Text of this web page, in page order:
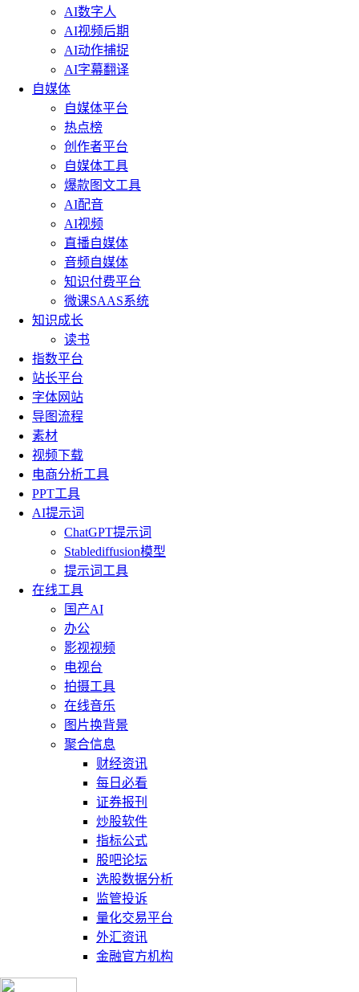
AI数字人
AI视频后期
AI动作捕捉
AI字幕翻译
自媒体
自媒体平台
热点榜
创作者平台
自媒体工具
爆款图文工具
AI配音
AI视频
直播自媒体
音频自媒体
知识付费平台
微课SAAS系统
知识成长
读书
指数平台
站长平台
字体网站
导图流程
素材
视频下载
电商分析工具
PPT工具
AI提示词
ChatGPT提示词
Stablediffusion模型
提示词工具
在线工具
国产AI
办公
影视视频
电视台
拍摄工具
在线音乐
图片换背景
聚合信息
财经资讯
每日必看
证券报刊
炒股软件
指标公式
股吧论坛
选股数据分析
监管投诉
量化交易平台
外汇资讯
金融官方机构